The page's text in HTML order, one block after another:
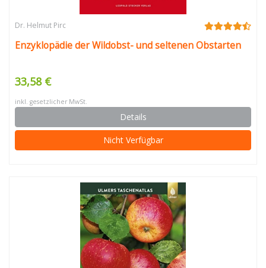
Dr. Helmut Pirc
Enzyklopädie der Wildobst- und seltenen Obstarten
33,58 €
inkl. gesetzlicher MwSt.
Details
Nicht Verfügbar